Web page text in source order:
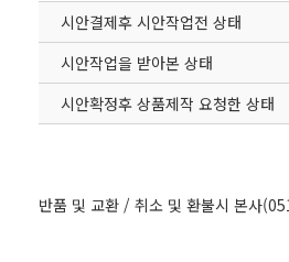
시안결제후 시안작업전 상태
시안작업을 받아본 상태
시안확정후 상품제작 요청한 상태
반품 및 교환 / 취소 및 환불시 본사